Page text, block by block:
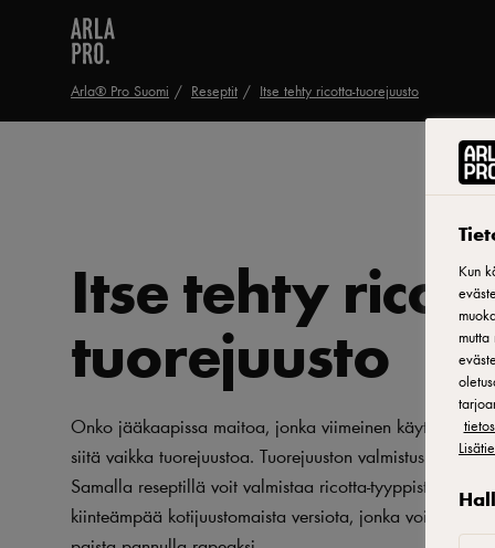
Arla® Pro Suomi Reseptit Itse tehty ricotta-tuorejuusto
Itse tehty
tuorejuusto
Onko jääkaapissa maitoa, jonka viimeinen käyttöpäivä
siitä vaikka tuorejuustoa. Tuorejuuston valmistus on
Samalla reseptillä voit valmistaa ricotta-tyyppistä
kiinteämpää kotijuustomaista versiota, jonka voit
Kun